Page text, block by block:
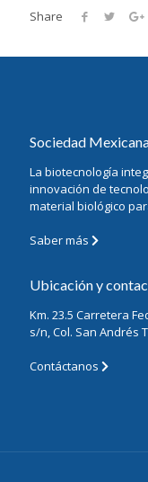
Share
Sociedad
La biotecnología
innovación de
material biológico
Saber más
Ubicación y
Km. 23.5 Carretera
s/n, Col. San Andrés
Contáctanos